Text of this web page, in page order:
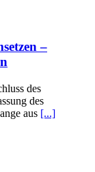
–
des
des
aus [...]